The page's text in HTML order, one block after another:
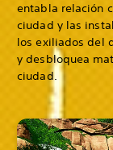
entabla relación
ciudad y las
los exiliados del
y desbloquea
ciudad.